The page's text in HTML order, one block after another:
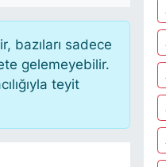
bazıları sadece
gelemeyebilir.
teyit